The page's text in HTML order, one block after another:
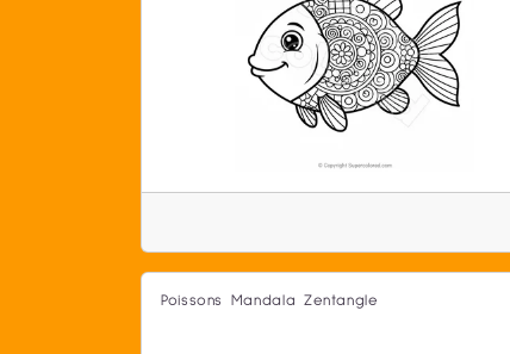
Poissons Mandala Zentangle